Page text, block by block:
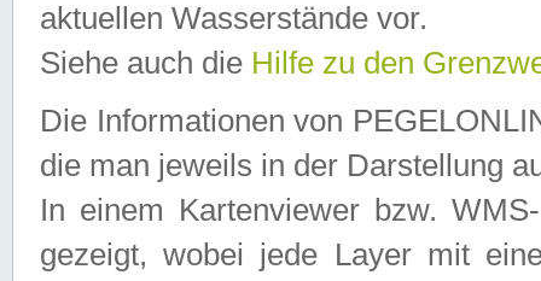
aktuellen Wasserstände vor.
Siehe auch die Hilfe zu den
Die Informationen von
die man jeweils in der Darstellung
In einem Kartenviewer bzw.
gezeigt, wobei jede Layer mit